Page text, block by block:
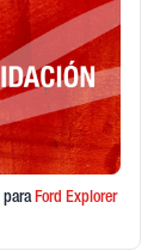
paraFord Explorer